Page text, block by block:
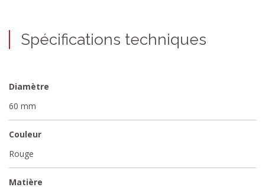
Spécifications techniques
Diamètre
60 mm
Couleur
Rouge
Matière